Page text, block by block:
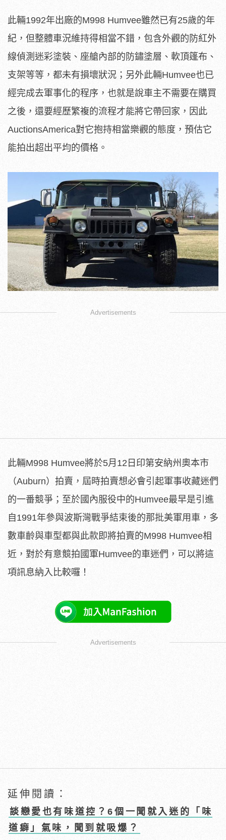
此輛1992年出廠的M998 Humvee雖然已有25歲的年
紀，但整體車況維持得相當不錯，包含外觀的防紅外
線偵測迷彩塗裝、座艙內部的防鏽塗層、軟頂篷布、
支架等等，都未有損壞狀況；另外此輛Humvee也已
經完成去軍事化的程序，也就是說車主不需要在購買
之後，還要經歷繁複的流程才能將它帶回家，因此
AuctionsAmerica對它抱持相當樂觀的態度，預估它
能拍出超出平均的價格。
Advertisements
此輛M998 Humvee將於5月12日印第安納州奧本市
（Auburn）拍賣，屆時拍賣想必會引起軍事收藏迷們
的一番競爭；至於國內服役中的Humvee最早是引進
自1991年參與波斯灣戰爭結束後的那批美軍用車，多
數車齡與車型都與此款即將拍賣的M998 Humvee相
近，對於有意競拍國軍Humvee的車迷們，可以將這
項訊息納入比較囉！
Advertisements
延伸閱讀：
談戀愛也有味道控？6個一聞就入迷的「味
道癖」氣味，聞到就吸爆？